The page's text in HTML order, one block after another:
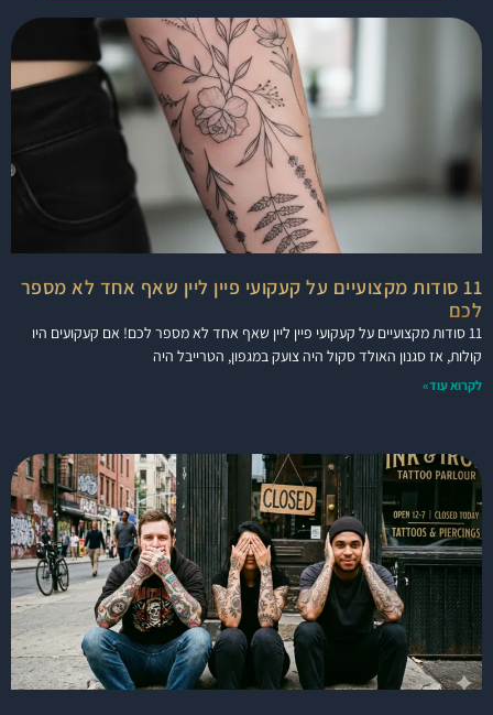
11 סודות מקצועיים על קעקועי פיין ליין שאף אחד לא מספר
לכם
11 סודות מקצועיים על קעקועי פיין ליין שאף אחד לא מספר לכם! אם קעקועים היו
קולות, אז סגנון האולד סקול היה צועק במגפון, הטרייבל היה
לקרוא עוד»